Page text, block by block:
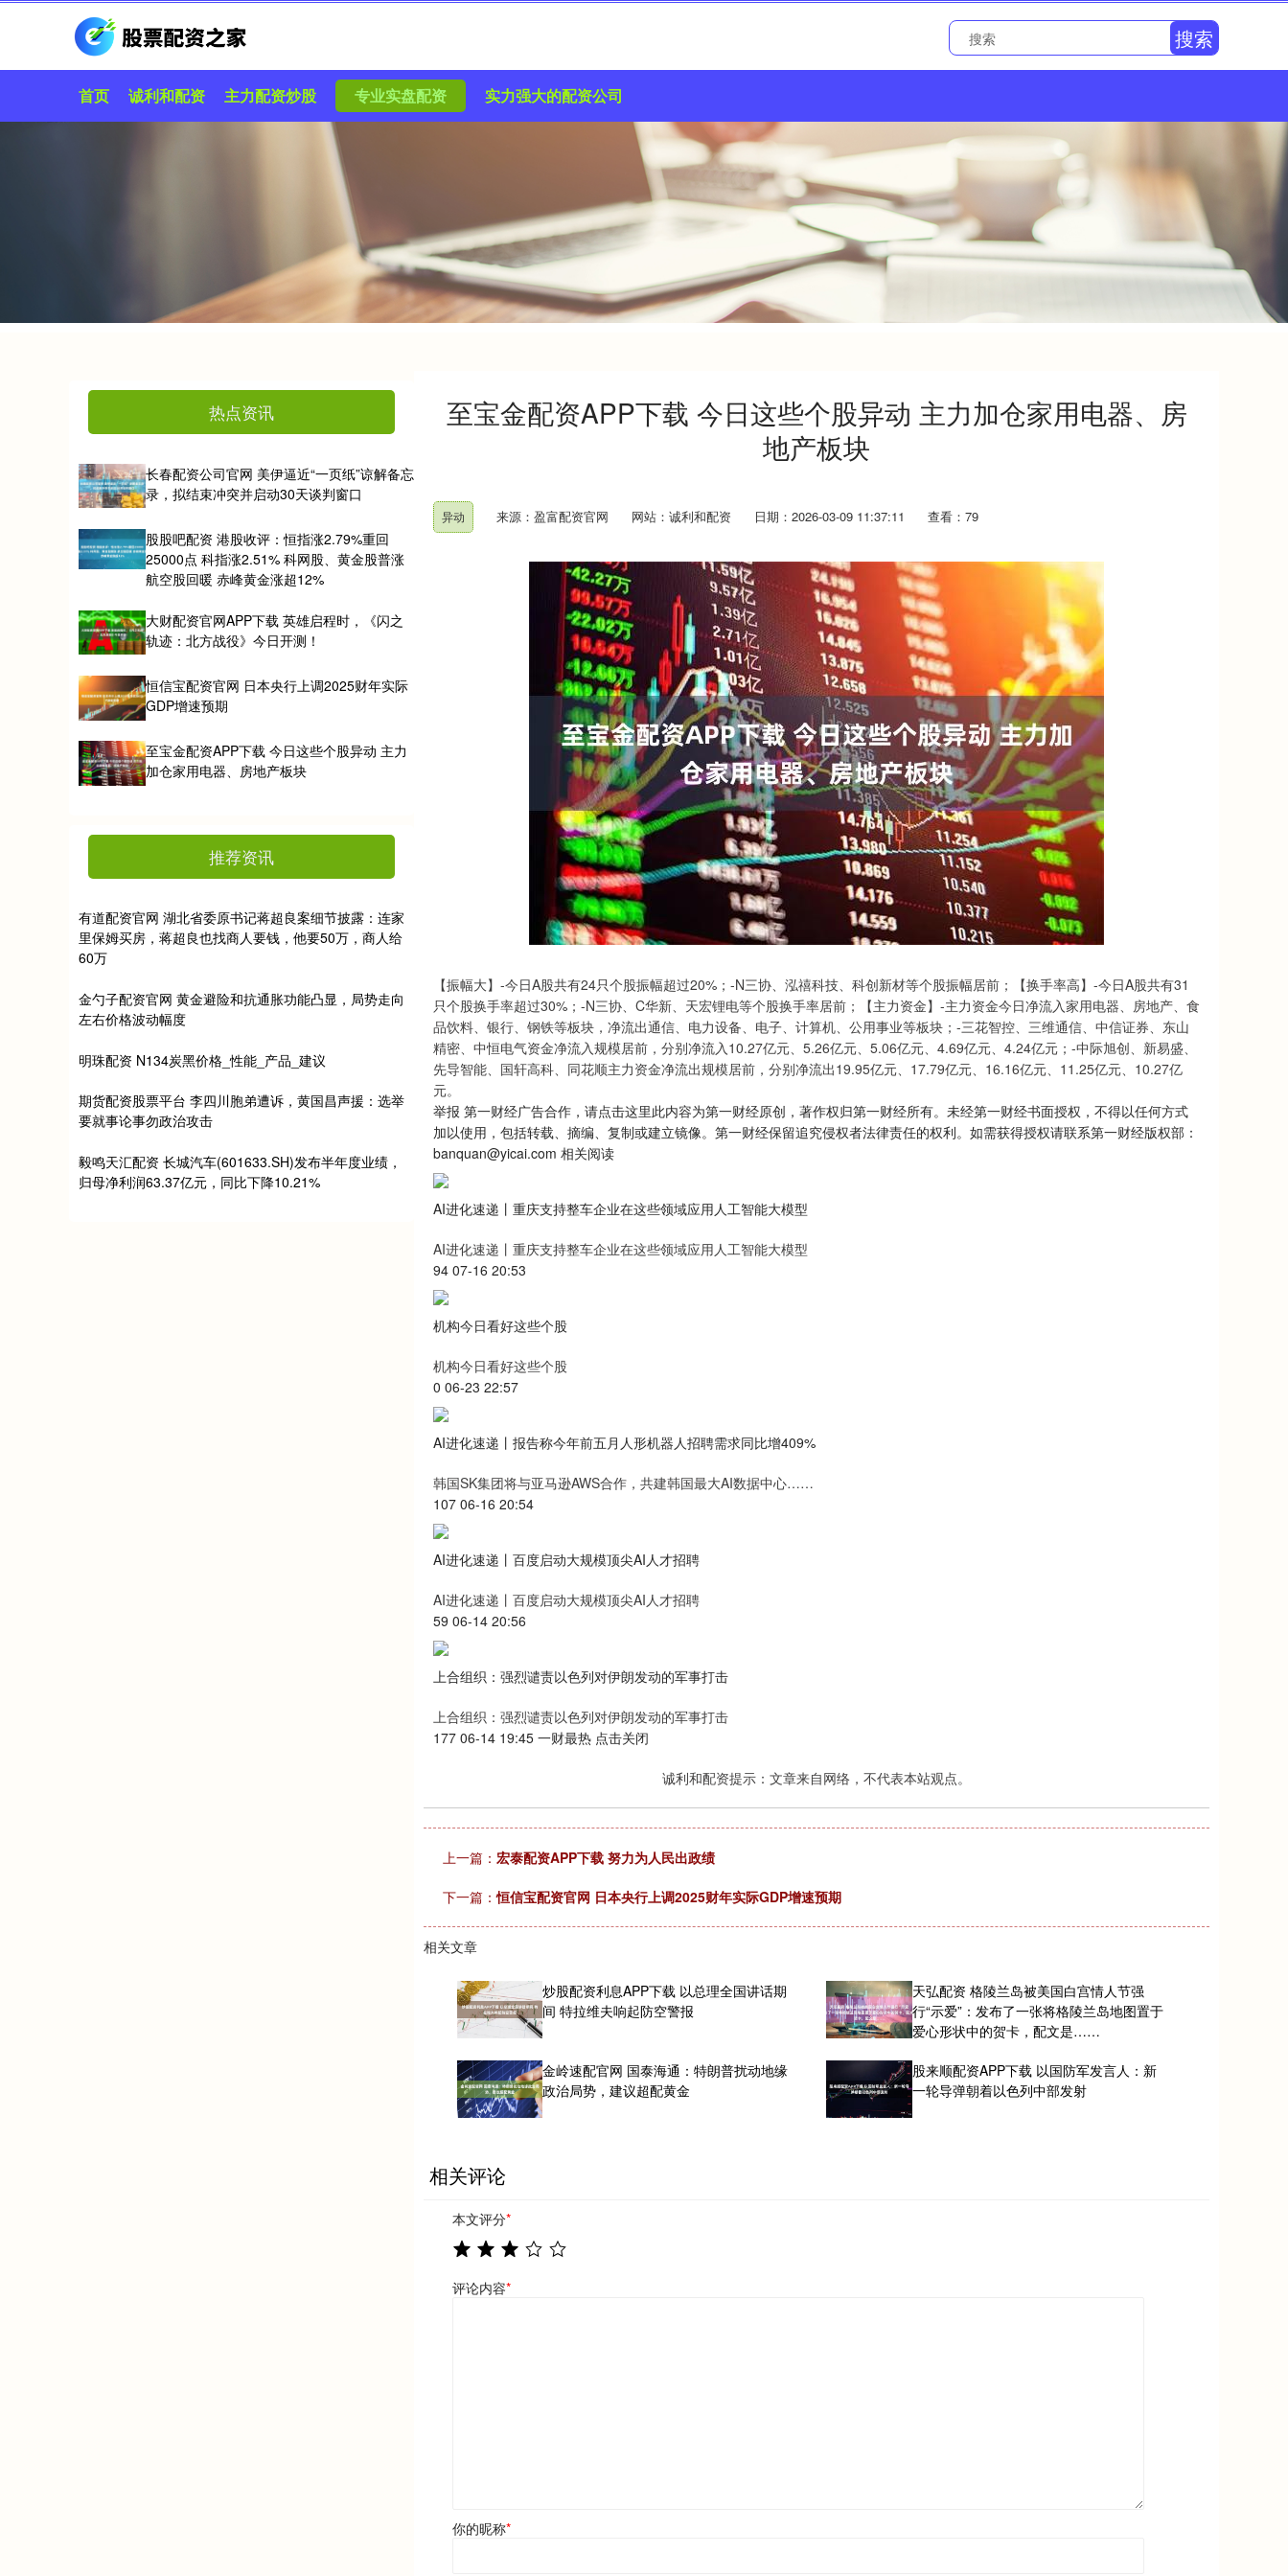
搜索
首页 诚利和配资 主力配资炒股 专业实盘配资 实力强大的配资公司
至宝金配资APP下载 今日这些个股异动 主力加仓家用电器、房
地产板块
异动 来源：盈富配资官网 网站：诚利和配资 日期：2026-03-09 11:37:11 查看：79
【振幅大】-今日A股共有24只个股振幅超过20%；-N三协、泓禧科技、科创新材等个股振幅居前；【换手率高】-今日A股共有31
只个股换手率超过30%；-N三协、C华新、天宏锂电等个股换手率居前；【主力资金】-主力资金今日净流入家用电器、房地产、食
品饮料、银行、钢铁等板块，净流出通信、电力设备、电子、计算机、公用事业等板块；-三花智控、三维通信、中信证券、东山
精密、中恒电气资金净流入规模居前，分别净流入10.27亿元、5.26亿元、5.06亿元、4.69亿元、4.24亿元；-中际旭创、新易盛、
先导智能、国轩高科、同花顺主力资金净流出规模居前，分别净流出19.95亿元、17.79亿元、16.16亿元、11.25亿元、10.27亿
元。
举报 第一财经广告合作，请点击这里此内容为第一财经原创，著作权归第一财经所有。未经第一财经书面授权，不得以任何方式
加以使用，包括转载、摘编、复制或建立镜像。第一财经保留追究侵权者法律责任的权利。如需获得授权请联系第一财经版权部：
banquan@yicai.com 相关阅读
AI进化速递丨重庆支持整车企业在这些领域应用人工智能大模型
AI进化速递丨重庆支持整车企业在这些领域应用人工智能大模型
94 07-16 20:53
机构今日看好这些个股
机构今日看好这些个股
0 06-23 22:57
AI进化速递丨报告称今年前五月人形机器人招聘需求同比增409%
韩国SK集团将与亚马逊AWS合作，共建韩国最大AI数据中心……
107 06-16 20:54
AI进化速递丨百度启动大规模顶尖AI人才招聘
AI进化速递丨百度启动大规模顶尖AI人才招聘
59 06-14 20:56
上合组织：强烈谴责以色列对伊朗发动的军事打击
上合组织：强烈谴责以色列对伊朗发动的军事打击
177 06-14 19:45 一财最热 点击关闭
诚利和配资提示：文章来自网络，不代表本站观点。
上一篇： 宏泰配资APP下载 努力为人民出政绩
下一篇：恒信宝配资官网 日本央行上调2025财年实际GDP增速预期
相关文章
炒股配资利息APP下载 以总理全国讲话期
间 特拉维夫响起防空警报
天弘配资 格陵兰岛被美国白宫情人节强
行“示爱”：发布了一张将格陵兰岛地图置于
爱心形状中的贺卡，配文是……
金岭速配官网 国泰海通：特朗普扰动地缘
政治局势，建议超配黄金
股来顺配资APP下载 以国防军发言人：新
一轮导弹朝着以色列中部发射
相关评论
本文评分*
评论内容*
你的昵称*
热点资讯
长春配资公司官网 美伊逼近“一页纸”谅解备忘
录，拟结束冲突并启动30天谈判窗口
股股吧配资 港股收评：恒指涨2.79%重回
25000点 科指涨2.51% 科网股、黄金股普涨
航空股回暖 赤峰黄金涨超12%
大财配资官网APP下载 英雄启程时，《闪之
轨迹：北方战役》今日开测！
恒信宝配资官网 日本央行上调2025财年实际
GDP增速预期
至宝金配资APP下载 今日这些个股异动 主力
加仓家用电器、房地产板块
推荐资讯
有道配资官网 湖北省委原书记蒋超良案细节披露：连家
里保姆买房，蒋超良也找商人要钱，他要50万，商人给
60万
金勺子配资官网 黄金避险和抗通胀功能凸显，局势走向
左右价格波动幅度
明珠配资 N134炭黑价格_性能_产品_建议
期货配资股票平台 李四川胞弟遭诉，黄国昌声援：选举
要就事论事勿政治攻击
毅鸣天汇配资 长城汽车(601633.SH)发布半年度业绩，
归母净利润63.37亿元，同比下降10.21%